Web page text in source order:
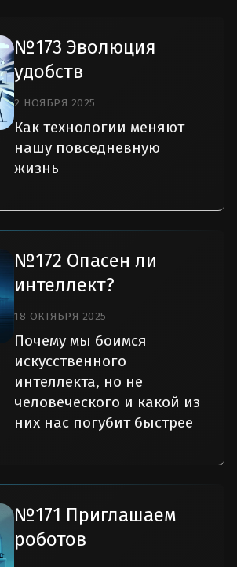
№173 Эволюция
удобств
2 НОЯБРЯ 2025
Как технологии меняют
нашу повседневную
жизнь
№172 Опасен ли
интеллект?
18 ОКТЯБРЯ 2025
Почему мы боимся
искусственного
интеллекта, но не
человеческого и какой из
них нас погубит быстрее
№171 Приглашаем
роботов